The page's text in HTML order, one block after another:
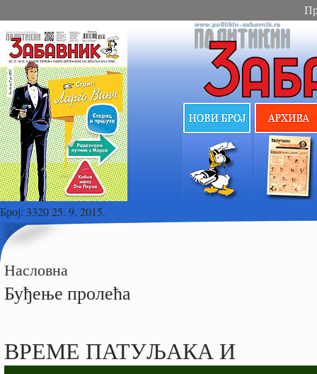
Број: 3320 25. 9. 2015.
Насловна
Буђење пролећа
ВРЕМЕ ПАТУЉАКА И